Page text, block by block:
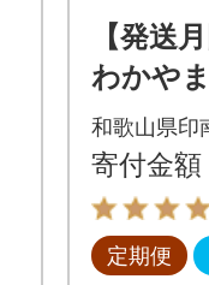
【発送
わかや
の【S】
和歌山県印
寄付金額
定期便